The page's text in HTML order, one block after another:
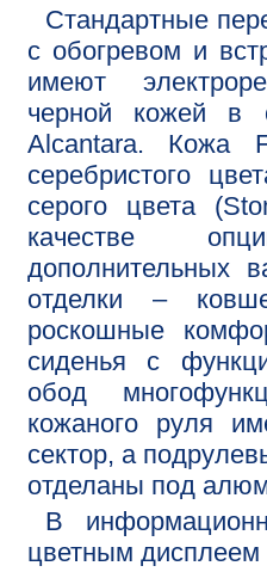
Стандартные
с обогревом и
имеют
черной кожей в
Alcantara. Кожа
серебристого
серого цвета
качестве
дополнительных
отделки –
роскошные
сиденья с
обод
кожаного руля
сектор, а
отделаны под
В
цветным